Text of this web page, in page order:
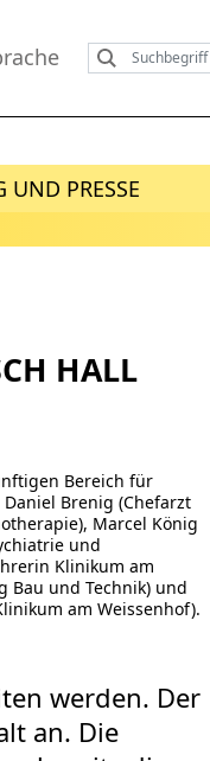
UND PRESSE
HALL
Bereich für
Brenig (Chefarzt
Marcel König
und
Klinikum am
Bau und Technik) und
am Weissenhof).
werden. Der
an. Die